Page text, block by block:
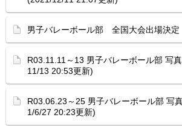
男子バレーボール部 全国大会出場決定
R03.11.11～13 男子バレーボール部 写
11/13 20:53更新)
R03.06.23～25 男子バレーボール部 写
1/6/27 20:23更新)